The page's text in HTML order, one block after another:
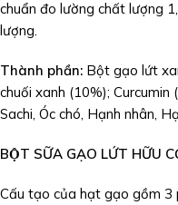
chuẩn đo lường chất lượng
lượng.
Thành phần: Bột gạo lứt
chuối xanh (10%);
Sachi, Óc chó, Hạnh nhân,
BỘT SỮA GẠO LỨT HỮU
Cấu tạo của hạt gạo gồm 3